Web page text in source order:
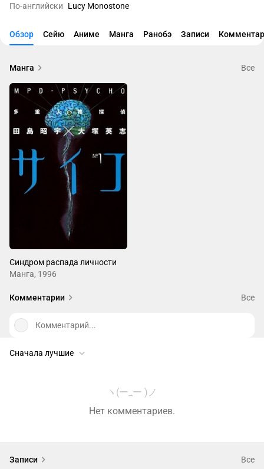
По-английски
Lucy Monostone
Обзор Сейю Аниме Манга Ранобэ Записи
Манга Все
Синдром распада личности
Манга, 1996
Комментарии Все
Комментарий...
Сначала лучшие
ヽ(ー_ー )ノ
Нет комментариев.
Записи Все